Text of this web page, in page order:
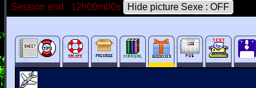
Session end : 12h00m00s
Hide picture Sexe : OFF